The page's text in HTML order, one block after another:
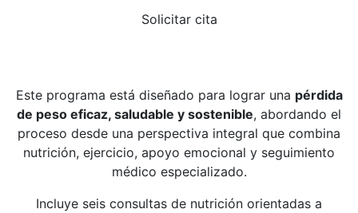
Solicitar cita
Este programa está diseñado para lograr una pérdida
de peso eficaz, saludable y sostenible, abordando el
proceso desde una perspectiva integral que combina
nutrición, ejercicio, apoyo emocional y seguimiento
médico especializado.
Incluye seis consultas de nutrición orientadas a